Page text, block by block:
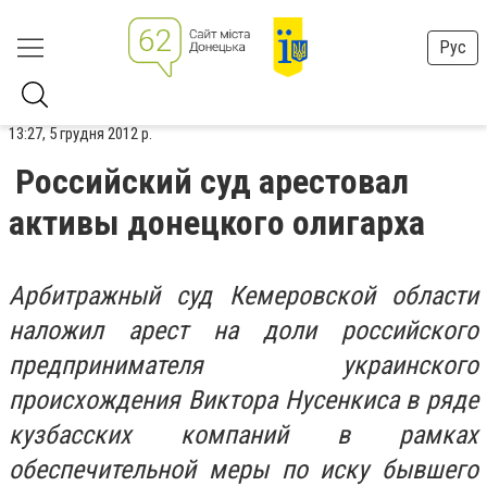
Рус
13:27, 5 грудня 2012 р.
Российский суд арестовал
активы донецкого олигарха
Арбитражный суд Кемеровской области
наложил арест на доли российского
предпринимателя украинского
происхождения Виктора Нусенкиса в ряде
кузбасских компаний в рамках
обеспечительной меры по иску бывшего